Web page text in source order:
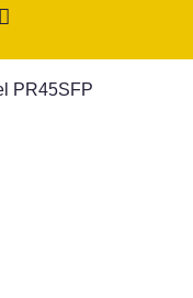
PR45SFP